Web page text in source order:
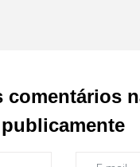
comentários
publicamente